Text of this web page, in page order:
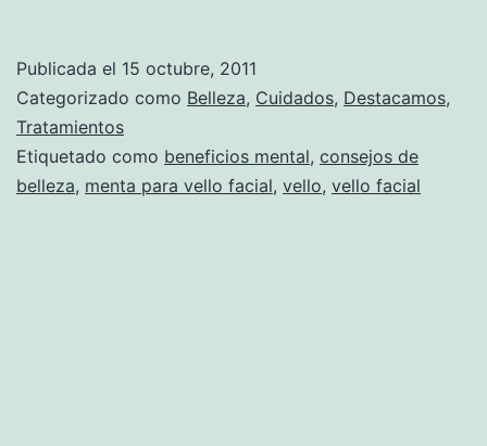
Publicada el 15 octubre, 2011
Categorizado como Belleza, Cuidados, Destacamos,
Tratamientos
Etiquetado como beneficios mental, consejos de
belleza, menta para vello facial, vello, vello facial